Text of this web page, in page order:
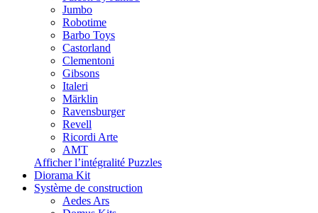
Jumbo
Robotime
Barbo Toys
Castorland
Clementoni
Gibsons
Italeri
Märklin
Ravensburger
Revell
Ricordi Arte
AMT
Afficher l’intégralité Puzzles
Diorama Kit
Système de construction
Aedes Ars